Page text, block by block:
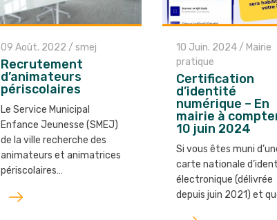
09 Août. 2022 /smej
Recrutement
d’animateurs
périscolaires
Le Service Municipal
Enfance Jeunesse (SMEJ)
de la ville recherche des
animateurs et animatrices
périscolaires…
Lire
10 Juin. 2024/ Mairie
pratique
Certification
d’identité
numérique – En
mairie à
10 juin 2024
Si vous êtes muni
carte nationale
électronique (délivrée
depuis juin 2021) et
Lire